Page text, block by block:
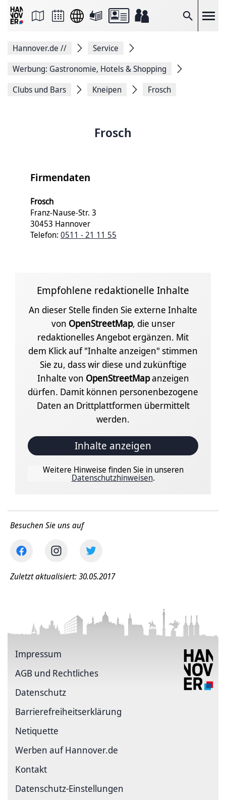
Suche
Seite
Facebook
teilen
Seitenlink
Hannover.de //
Service
Werbung: Gastronomie, Hotels & Shopping
Clubs und Bars
Kneipen Frosch
Frosch
Firmendaten
Frosch
Franz-Nause-Str. 3
30453 Hannover
Telefon: 0511 - 21 11 55
Empfohlene redaktionelle Inhalte
An dieser Stelle finden Sie externe Inhalte
von OpenStreetMap, die unser
redaktionelles Angebot ergänzen. Mit
dem Klick auf "Inhalte anzeigen" stimmen
Sie zu, dass wir diese und zukünftige
Inhalte von OpenStreetMapanzeigen
dürfen. Damit können personenbezogene
Daten an Drittplattformen übermittelt
werden.
Inhalte anzeigen
Weitere Hinweise finden Sie in unseren
Datenschutzhinweisen.
Besuchen Sie uns auf
Zuletzt aktualisiert: 30.05.2017
Impressum
AGB und Rechtliches
Datenschutz
Barriere­freiheits­erklärung
Netiquette
Werben auf Hannover.de
Kontakt
Datenschutz-Einstellungen